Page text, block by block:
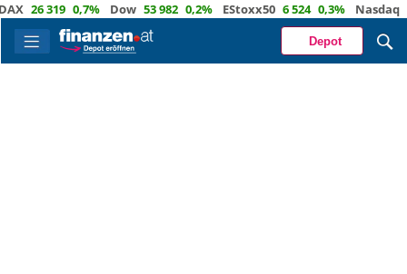
26 319 0,7% Dow 53 982 0,2% EStoxx50 6 524 0,3% Nasdaq 29
Depot